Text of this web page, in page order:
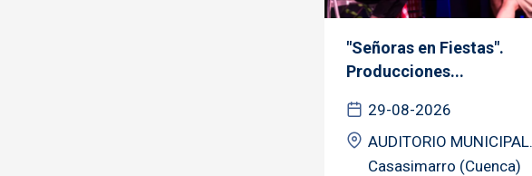
"Señoras en Fiestas".
Producciones...
29-08-2026
AUDITORIO MUNICIPAL.
Casasimarro (Cuenca)